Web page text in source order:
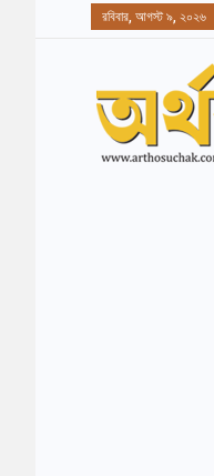
রবিবার, আগস্ট ৯, ২০২৬